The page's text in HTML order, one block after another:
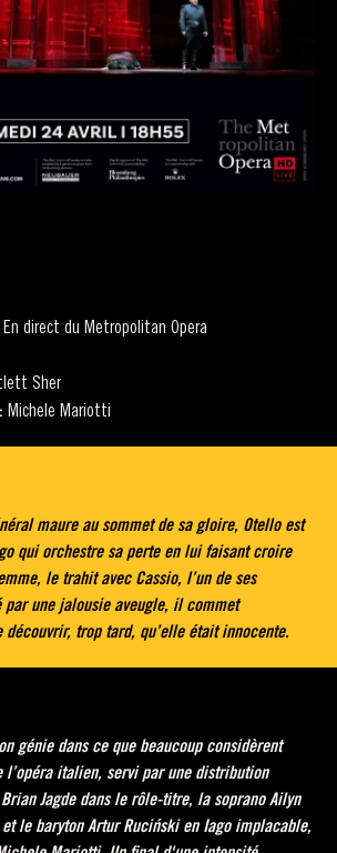
En direct du Metropolitan Opera
Sher
Michele Mariotti
maure au sommet de sa gloire, Otello est
qui orchestre sa perte en lui faisant croire
le trahit avec Cassio, l’un de ses
par une jalousie aveugle, il commet
découvrir, trop tard, qu’elle était innocente.
génie dans ce que beaucoup considèrent
l’opéra italien, servi par une distribution
Jagde dans le rôle-titre, la soprano Ailyn
et le baryton Artur Ruciński en Iago implacable,